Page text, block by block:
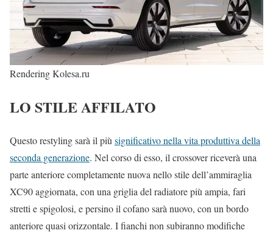
Rendering Kolesa.ru
LO STILE AFFILATO
Questo restyling sarà il più significativo nella vita produttiva della
seconda generazione. Nel corso di esso, il crossover riceverà una
parte anteriore completamente nuova nello stile dell’ammiraglia
XC90 aggiornata, con una griglia del radiatore più ampia, fari
stretti e spigolosi, e persino il cofano sarà nuovo, con un bordo
anteriore quasi orizzontale. I fianchi non subiranno modifiche